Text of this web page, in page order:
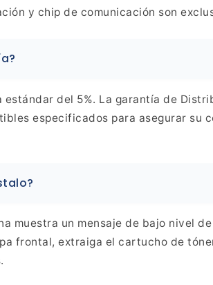
y chip de comunicación son
del 5%. La garantía de
especificados para asegurar su
muestra un mensaje de bajo nivel
frontal, extraiga el cartucho de